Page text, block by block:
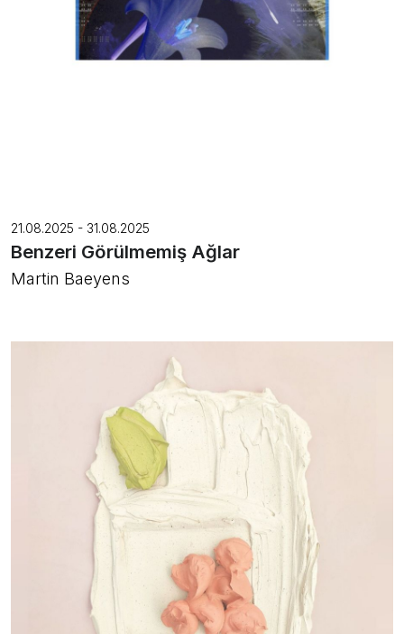
21.08.2025 - 31.08.2025
Benzeri Görülmemiş Ağlar
Martin Baeyens